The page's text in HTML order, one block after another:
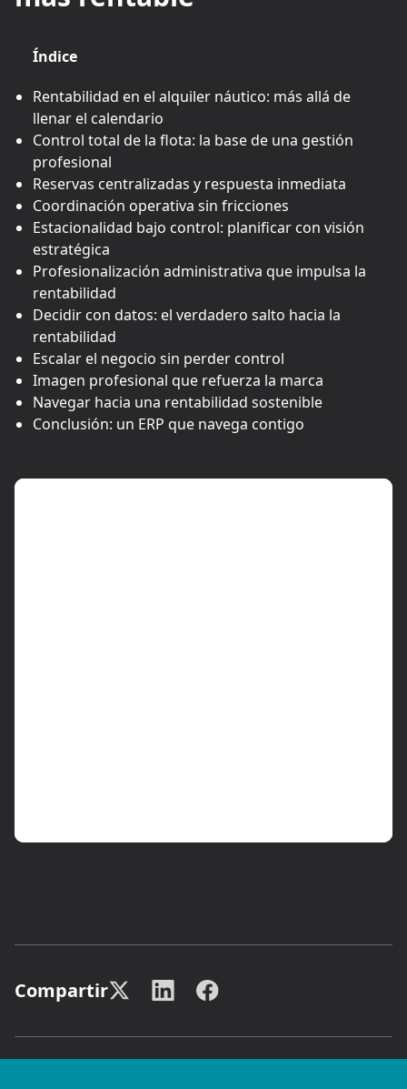
Índice
Rentabilidad en el alquiler náutico: más allá de
llenar el calendario
Control total de la flota: la base de una gestión
profesional
Reservas centralizadas y respuesta inmediata
Coordinación operativa sin fricciones
Estacionalidad bajo control: planificar con visión
estratégica
Profesionalización administrativa que impulsa la
rentabilidad
Decidir con datos: el verdadero salto hacia la
rentabilidad
Escalar el negocio sin perder control
Imagen profesional que refuerza la marca
Navegar hacia una rentabilidad sostenible
Conclusión: un ERP que navega contigo
Compartir